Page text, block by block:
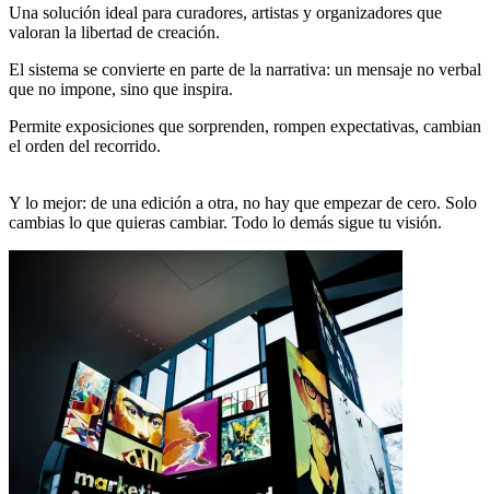
Una solución ideal para curadores, artistas y organizadores que
valoran la libertad de creación.
El sistema se convierte en parte de la narrativa: un mensaje no verbal
que no impone, sino que inspira.
Permite exposiciones que sorprenden, rompen expectativas, cambian
el orden del recorrido.
Y lo mejor: de una edición a otra, no hay que empezar de cero. Solo
cambias lo que quieras cambiar. Todo lo demás sigue tu visión.